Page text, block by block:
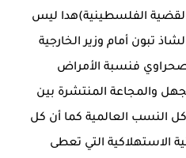
الفلسطينية)هدا ليس
تبون أمام وزير الخارجية
فنسبة الأمراض
والمجاعة المنتشرة بين
النسب العالمية كما أن كل
الاستهلاكية التي تعطى